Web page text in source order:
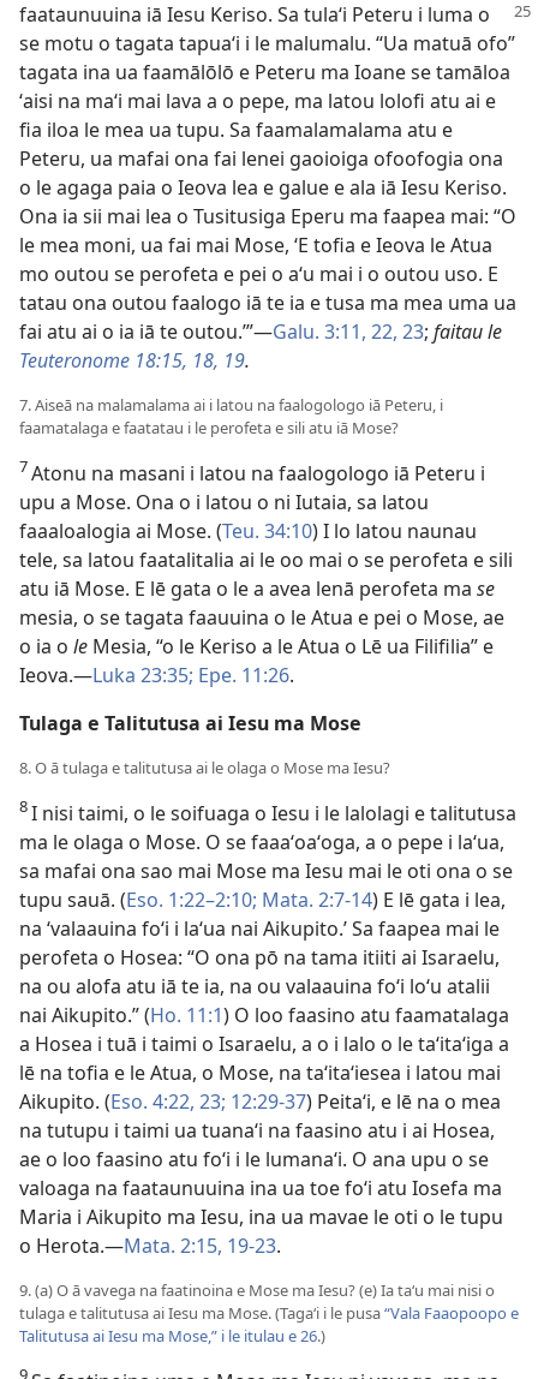
faataunuuina iā Iesu Keriso. Sa tulaʻi Peteru i luma o
se motu o tagata tapuaʻi i le malumalu. “Ua matuā ofo”
tagata ina ua faamālōlō e Peteru ma Ioane se tamāloa
ʻaisi na maʻi mai lava a o pepe, ma latou lolofi atu ai e
fia iloa le mea ua tupu. Sa faamalamalama atu e
Peteru, ua mafai ona fai lenei gaoioiga ofoofogia ona
o le agaga paia o Ieova lea e galue e ala iā Iesu Keriso.
Ona ia sii mai lea o Tusitusiga Eperu ma faapea mai: “O
le mea moni, ua fai mai Mose, ‘E tofia e Ieova le Atua
mo outou se perofeta e pei o aʻu mai i o outou uso. E
tatau ona outou faalogo iā te ia e tusa ma mea uma ua
fai atu ai o ia iā te outou.’”—Galu. 3:11, 22, 23; faitau le
Teuteronome 18:15, 18, 19.
7. Aiseā na malamalama ai i latou na faalogologo iā Peteru, i
faamatalaga e faatatau i le perofeta e sili atu iā Mose?
7Atonu na masani i latou na faalogologo iā Peteru i
upu a Mose. Ona o i latou o ni Iutaia, sa latou
faaaloalogia ai Mose. (Teu. 34:10) I lo latou naunau
tele, sa latou faatalitalia ai le oo mai o se perofeta e sili
atu iā Mose. E lē gata o le a avea lenā perofeta ma se
mesia, o se tagata faauuina o le Atua e pei o Mose, ae
o ia o le Mesia, “o le Keriso a le Atua o Lē ua Filifilia” e
Ieova.—Luka 23:35; Epe. 11:26.
Tulaga e Talitutusa ai Iesu ma Mose
8. O ā tulaga e talitutusa ai le olaga o Mose ma Iesu?
8I nisi taimi, o le soifuaga o Iesu i le lalolagi e talitutusa
ma le olaga o Mose. O se faaaʻoaʻoga, a o pepe i laʻua,
sa mafai ona sao mai Mose ma Iesu mai le oti ona o se
tupu sauā. (Eso. 1:22–2:10; Mata. 2:7-14) E lē gata i lea,
na ‘valaauina foʻi i laʻua nai Aikupito.’ Sa faapea mai le
perofeta o Hosea: “O ona pō na tama itiiti ai Isaraelu,
na ou alofa atu iā te ia, na ou valaauina foʻi loʻu atalii
nai Aikupito.” (Ho. 11:1) O loo faasino atu faamatalaga
a Hosea i tuā i taimi o Isaraelu, a o i lalo o le taʻitaʻiga a
lē na tofia e le Atua, o Mose, na taʻitaʻiesea i latou mai
Aikupito. (Eso. 4:22, 23; 12:29-37) Peitaʻi, e lē na o mea
na tutupu i taimi ua tuanaʻi na faasino atu i ai Hosea,
ae o loo faasino atu foʻi i le lumanaʻi. O ana upu o se
valoaga na faataunuuina ina ua toe foʻi atu Iosefa ma
Maria i Aikupito ma Iesu, ina ua mavae le oti o le tupu
o Herota.—Mata. 2:15, 19-23.
9. (a) O ā vavega na faatinoina e Mose ma Iesu? (e) Ia taʻu mai nisi o
tulaga e talitutusa ai Iesu ma Mose. (Tagaʻi i le pusa“Vala Faaopoopo e
Talitutusa ai Iesu ma Mose,” i le itulau e 26.)
9